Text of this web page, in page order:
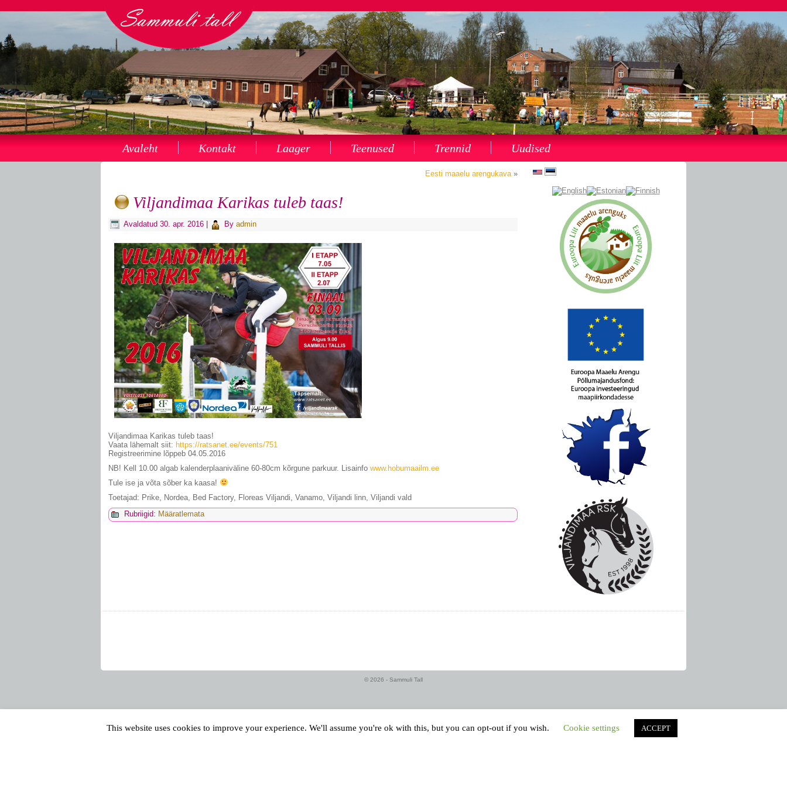
Avaleht Kontakt Laager Teenused Trennid Uudised
Eesti maaelu arengukava»
Viljandimaa Karikas tuleb taas!
Avaldatud 30. apr. 2016 By admin
Viljandimaa Karikas tuleb taas!
Vaata lähemalt siit: https://ratsanet.ee/events/751
Registreerimine lõppeb 04.05.2016
NB! Kell 10.00 algab kalenderplaaniväline 60-80cm kõrgune parkuur. Lisainfo www.hobumaailm.ee
Tule ise ja võta sõber ka kaasa!
Toetajad: Prike, Nordea, Bed Factory, Floreas Viljandi, Vanamo, Viljandi linn, Viljandi vald
Rubriigid: Määratlemata
© 2026 - Sammuli Tall
This website uses cookies to improve your experience. We'll assume you're ok with this, but you can opt-out if you wish. Cookie settings ACCEPT